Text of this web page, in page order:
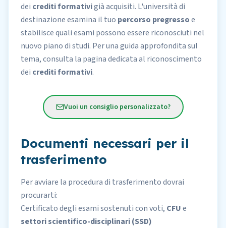
dei crediti formativigià acquisiti. L'università di
destinazione esamina il tuo percorso pregressoe
stabilisce quali esami possono essere riconosciuti nel
nuovo piano di studi. Per una guida approfondita sul
tema, consulta la pagina dedicata al riconoscimento
dei crediti formativi.
Vuoi un consiglio personalizzato?
Documenti necessari per il
trasferimento
Per avviare la procedura di trasferimento dovrai
procurarti:
Certificato degli esami sostenuti con voti, CFUe
settori scientifico-disciplinari (SSD)